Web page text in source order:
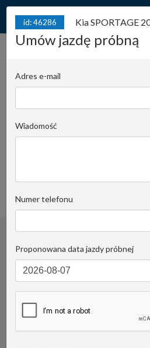
Juliana Konstantego Ordona
Stanowisko:sz104
+48 728 955 506
obserwuj
id: 46286 Kia SPORTAGE
Umów jazdę próbną
Adres e-mail
Wiadomość
Numer telefonu
Proponowana data jazdy próbnej